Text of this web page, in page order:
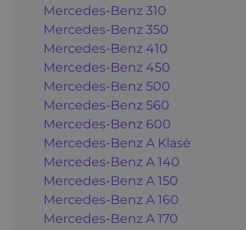
Mercedes-Benz 310
Mercedes-Benz 350
Mercedes-Benz 410
Mercedes-Benz 450
Mercedes-Benz 500
Mercedes-Benz 560
Mercedes-Benz 600
Mercedes-Benz A Klasė
Mercedes-Benz A 140
Mercedes-Benz A 150
Mercedes-Benz A 160
Mercedes-Benz A 170